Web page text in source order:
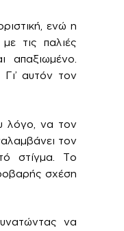
ενώ η
τις παλιές
απαξιωμένο.
αυτόν τον
λόγο, να τον
τον
στίγμα. Το
σχέση
να